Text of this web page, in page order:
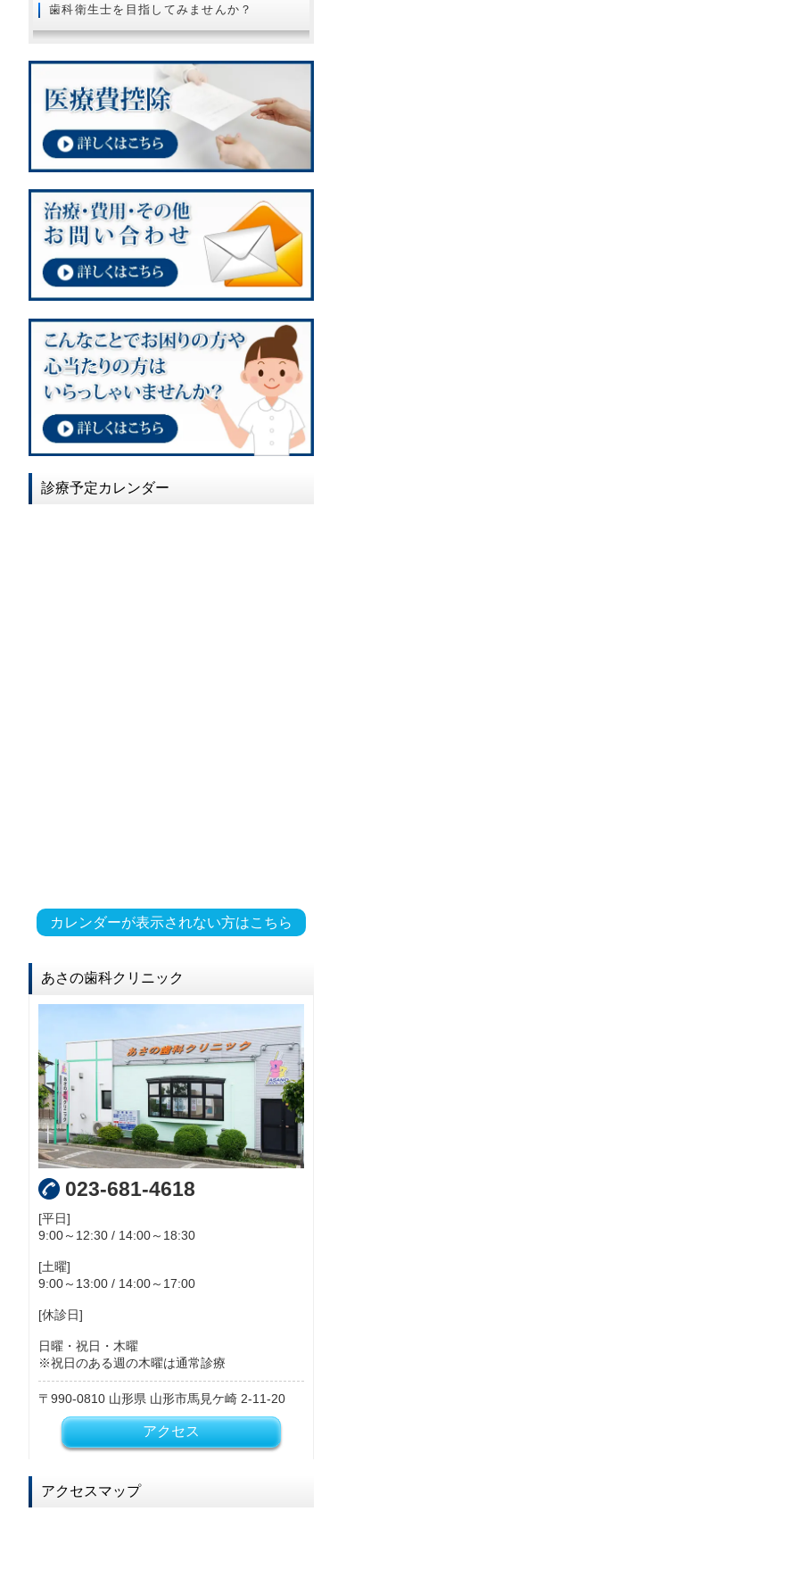
2018年07月
2018年05月
2018年04月
2018年02月
2018年01月
2017年12月
2017年11月
2017年10月
2017年09月
2017年08月
2017年07月
2017年06月
2017年05月
2017年03月
2017年02月
2017年01月
2016年12月
歯科衛生士を目指してみませんか？
診療予定カレンダー
カレンダーが表示されない方はこちら
あさの歯科クリニック
023-681-4618
[平日]
9:00～12:30 / 14:00～18:30
[土曜]
9:00～13:00 / 14:00～17:00
[休診日]
日曜・祝日・木曜
※祝日のある週の木曜は通常診療
990-0810 山形県 山形市馬見ケ崎 2-11-20
アクセス
アクセスマップ